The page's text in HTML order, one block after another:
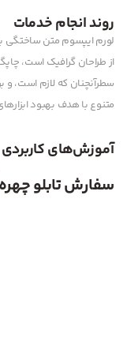
روند انجام خدمات
لورم ایپسوم متن ساختگی
از طراحان گرافیک است،
سطرآنچنان که لازم است، و
متنوع با هدف بهبود
آموزش‌های کاربردی
سفارش تابلو